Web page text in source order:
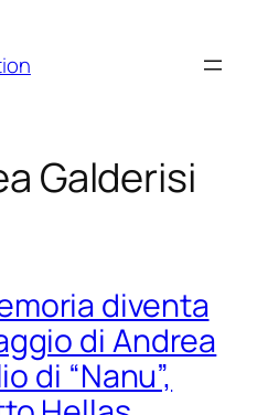
Galderisi
diventa
di Andrea
di “Nanu”,